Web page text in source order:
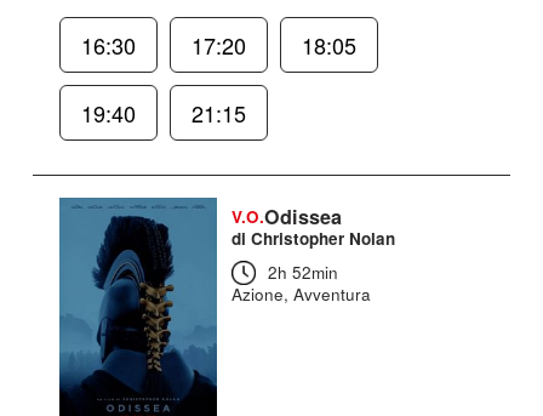
16:30 17:20 18:05
19:40 21:15
V.O.Odissea
di Christopher Nolan
2h 52min
Azione, Avventura